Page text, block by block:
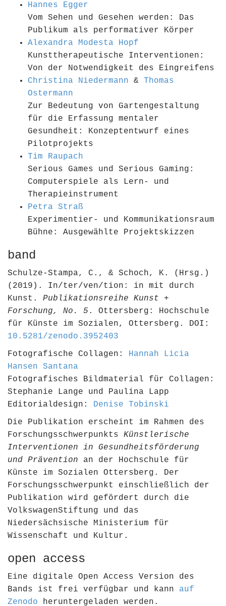
Hannes Egger
Vom Sehen und Gesehen werden: Das
Publikum als performativer Körper
Alexandra Modesta Hopf
Kunsttherapeutische Interventionen:
Von der Notwendigkeit des Eingreifens
Christina Niedermann & Thomas
Ostermann
Zur Bedeutung von Gartengestaltung
für die Erfassung mentaler
Gesundheit: Konzeptentwurf eines
Pilotprojekts
Tim Raupach
Serious Games und Serious Gaming:
Computerspiele als Lern- und
Therapieinstrument
Petra Straß
Experimentier- und Kommunikationsraum
Bühne: Ausgewählte Projektskizzen
band
Schulze-Stampa, C., & Schoch, K. (Hrsg.)
(2019). In/ter/ven/tion: in mit durch
Kunst. Publikationsreihe Kunst +
Forschung, No. 5 . Ottersberg: Hochschule
für Künste im Sozialen, Ottersberg. DOI:
10.5281/zenodo.3952403
Fotografische Collagen: Hannah Licia
Hansen Santana
Fotografisches Bildmaterial für Collagen:
Stephanie Lange und Paulina Lapp
Editorialdesign: Denise Tobinski
Die Publikation erscheint im Rahmen des
Forschungsschwerpunkts Künstlerische
Interventionen in Gesundheitsförderung
und Prävention an der Hochschule für
Künste im Sozialen Ottersberg. Der
Forschungsschwerpunkt einschließlich der
Publikation wird gefördert durch die
VolkswagenStiftung und das
Niedersächsische Ministerium für
Wissenschaft und Kultur.
open access
Eine digitale Open Access Version des
Bands ist frei verfügbar und kann auf
Zenodo heruntergeladen werden.